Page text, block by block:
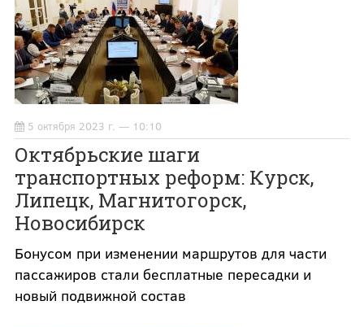
5 октября 2023 г. — 10:10
Октябрьские шаги
транспортных реформ: Курск,
Липецк, Магнитогорск,
Новосибирск
Бонусом при изменении маршрутов для части
пассажиров стали бесплатные пересадки и
новый подвижной состав